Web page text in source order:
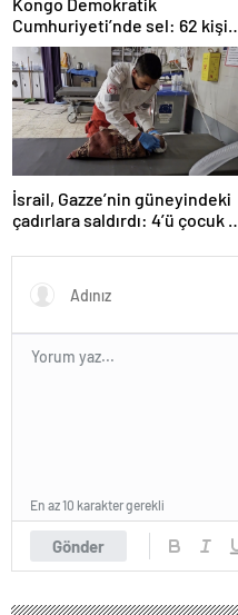
Cumhuriyeti’nde sel: 62 kişi
hayatını kaybetti
İsrail, Gazze’nin güneyindeki
çadırlara saldırdı: 4’ü çocuk 8
Gönder
En az 10 karakter gerekli